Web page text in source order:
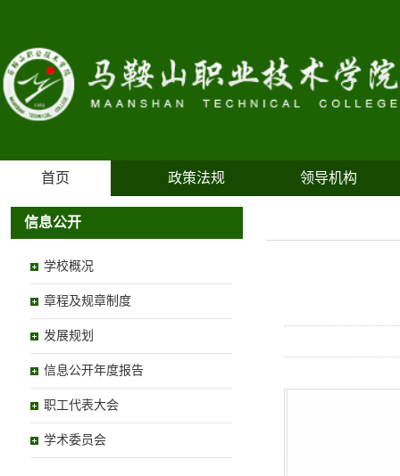
首页 政策法规 领导机构
信息公开
学校概况
章程及规章制度
发展规划
信息公开年度报告
职工代表大会
学术委员会